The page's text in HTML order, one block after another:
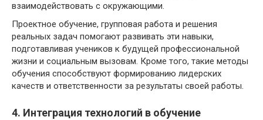
взаимодействовать с окружающими.
Проектное обучение, групповая работа и решения
реальных задач помогают развивать эти навыки,
подготавливая учеников к будущей профессиональной
жизни и социальным вызовам. Кроме того, такие методы
обучения способствуют формированию лидерских
качеств и ответственности за результаты своей работы.
4. Интеграция технологий в обучение